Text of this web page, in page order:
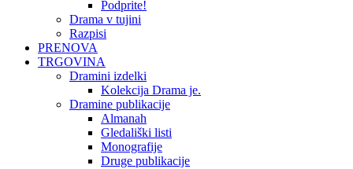
Podprite!
Drama v tujini
Razpisi
PRENOVA
TRGOVINA
Dramini izdelki
Kolekcija Drama je.
Dramine publikacije
Almanah
Gledališki listi
Monografije
Druge publikacije